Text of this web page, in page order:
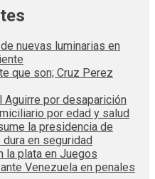
nuevas luminarias en
que son; Cruz Perez
Aguirre por desaparición
por edad y salud
la presidencia de
en seguridad
la plata en Juegos
Venezuela en penales